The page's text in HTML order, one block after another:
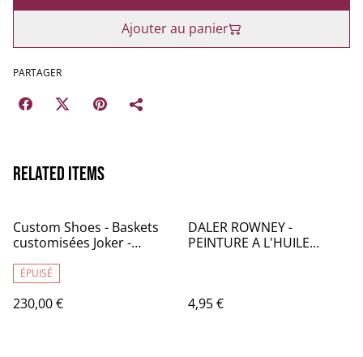
Ajouter au panier
PARTAGER
Related items
Custom Shoes - Baskets
customisées Joker -
ÉPUISÉ
230,00 €
DALER ROWNEY -
PEINTURE A L'HUILE
4,95 €